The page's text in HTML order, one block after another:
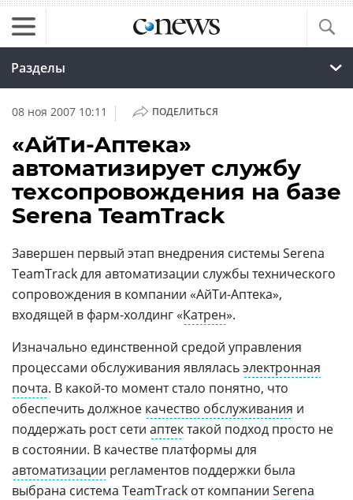
Разделы
08 ноя 2007 10:11 | ПОДЕЛИТЬСЯ
«АйТи-Аптека»
автоматизирует службу
техсопровождения на базе
Serena TeamTrack
Завершен первый этап внедрения системы Serena
TeamTrack для автоматизации службы технического
сопровождения в компании «АйТи-Аптека»,
входящей в фарм-холдинг «Катрен».
Изначально единственной средой управления
процессами обслуживания являласьэлектронная
почта. В какой-то момент стало понятно, что
обеспечить должное качество обслуживания и
поддержать рост сети аптектакой подход просто не
в состоянии. В качестве платформы для
автоматизации регламентов поддержки была
выбрана система TeamTrack от компании Serena